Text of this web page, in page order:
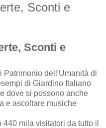
Sconti e
Sconti e
Patrimonio dell'Umanità di
di Giardino Italiano
dove si possono anche
e ascoltare musiche
mila visitatori da tutto il